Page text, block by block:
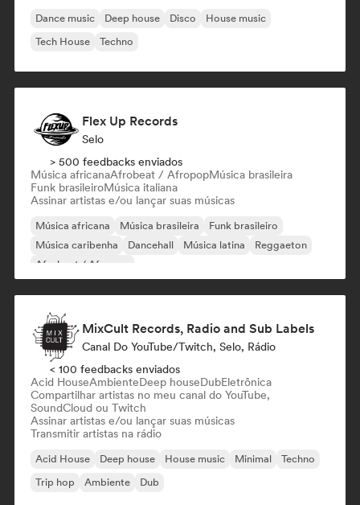
Dance music Deep house Disco
House music
Tech House
Techno
Flex Up Records
Selo
> 500 feedbacks enviados
Música africanaAfrobeat / AfropopMúsica brasileira
Funk brasileiroMúsica italiana
Assinar artistas e/ou lançar suas músicas
Música africana Música brasileira
Funk brasileiro
Música caribenha
Dancehall Música latina
Reggaeton
Afrobeat / Afropop
MixCult Records, Radio and Sub Labels
Canal Do YouTube/Twitch, Selo, Rádio
< 100 feedbacks enviados
Acid HouseAmbienteDeep houseDubEletrônica
Compartilhar artistas no meu canal do YouTube,
SoundCloud ou Twitch
Assinar artistas e/ou lançar suas músicas
Transmitir artistas na rádio
Acid House Deep house House music Minimal
Techno
Trip hop
Ambiente Dub